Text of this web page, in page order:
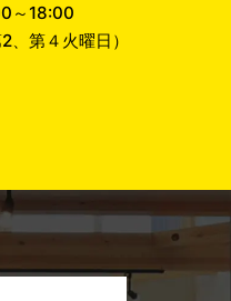
～18:00
、第４火曜日）